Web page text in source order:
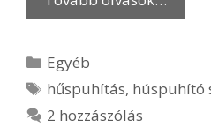
Kategória
Egyéb
Címkék
hűspuhítás, húspuhító
2 hozzászólás